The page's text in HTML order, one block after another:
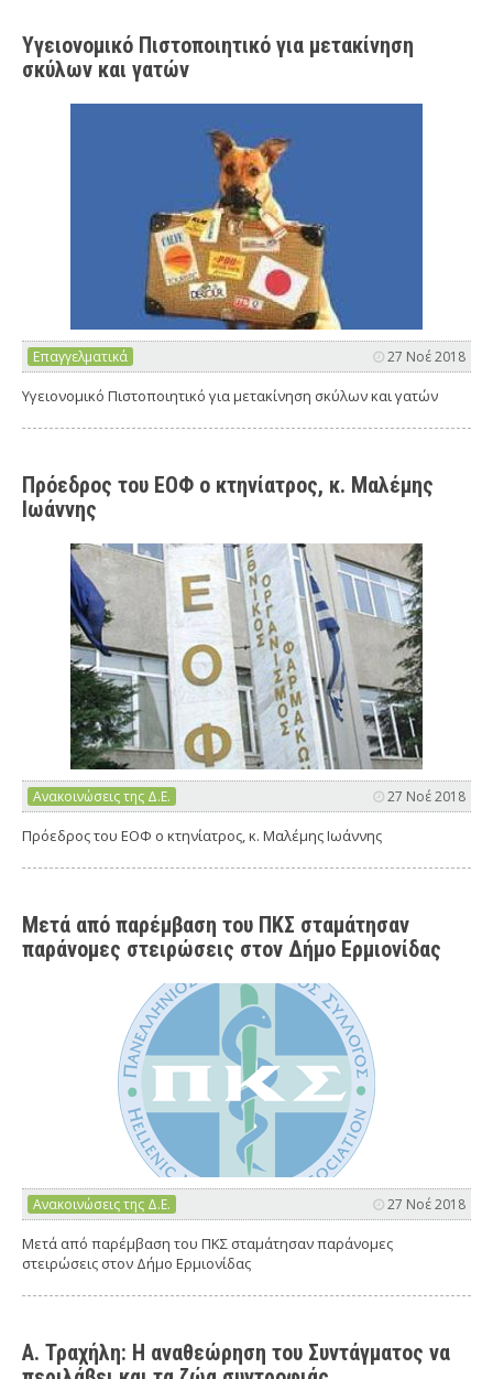
Υγειονομικό Πιστοποιητικό για μετακίνηση
σκύλων και γατών
Επαγγελματικά 27 Νοέ 2018
Υγειονομικό Πιστοποιητικό για μετακίνηση σκύλων και γατών
Πρόεδρος του ΕΟΦ ο κτηνίατρος, κ. Μαλέμης
Ιωάννης
Ανακοινώσεις της Δ.Ε. 27 Νοέ 2018
Πρόεδρος του ΕΟΦ ο κτηνίατρος, κ. Μαλέμης Ιωάννης
Μετά από παρέμβαση του ΠΚΣ σταμάτησαν
παράνομες στειρώσεις στον Δήμο Ερμιονίδας
Ανακοινώσεις της Δ.Ε. 27 Νοέ 2018
Μετά από παρέμβαση του ΠΚΣ σταμάτησαν παράνομες
στειρώσεις στον Δήμο Ερμιονίδας
Α. Τραχήλη: Η αναθεώρηση του Συντάγματος να